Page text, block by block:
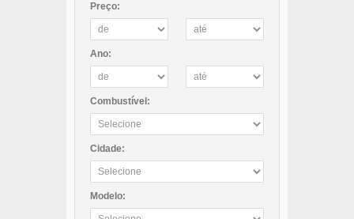
Preço:
Ano:
Combustível:
Cidade:
Modelo: